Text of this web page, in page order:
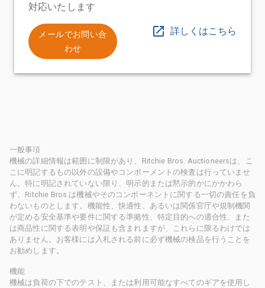
対応いたします
メールでお問い合
わせ
詳しくはこちら
一般事項
機械の詳細情報は範囲に制限があり、Ritchie Bros. Auctioneersは、こ
こに明記するもの以外の設備やコンポーメントの検査は行っていませ
ん。特に明記されていない限り、明示的または黙示的かにかかわら
ず、Ritchie Bros.は機械やそのコンポーネントに関する一切の責任を負
わないものとします。機能性、快適性、あるいは関係官庁や規制機関
が定める安全基準や要件に関する準拠性、特定目的への適合性、また
は商品性に関する表明や保証も含まれますが、これらに限るわけでは
ありません。お客様には入札される前に必ず機械の検品を行うことを
お勧めします。
機能
機械は負荷の下でのテスト、または利用可能なすべてのギアを使用し